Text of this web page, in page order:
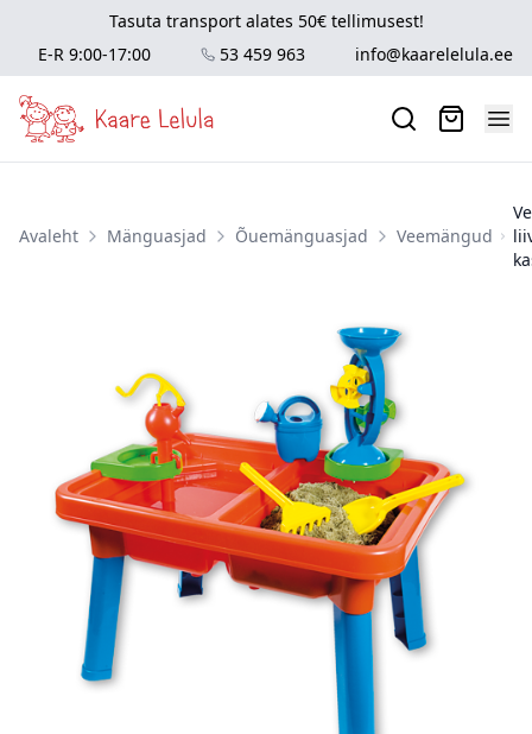
Tasuta transport alates 50€ tellimusest!
E-R 9:00-17:00
53 459 963 info@kaarelelula.ee
Avaleht Mänguasjad Õuemänguasjad Veemängud